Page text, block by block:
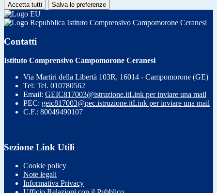
Accetta tutti Salva le preferenze
Istituto Comprensivo Campomorone Ceranesi
Contatti
Istituto Comprensivo Campomorone Ceranesi
Via Martiri della Libertà 103R, 16014 - Campomorone (GE)
Tel: Tel. 010780562
Email: GEIC817003@istruzione.itLink per inviare una mail
PEC: geic817003@pec.istruzione.itLink per inviare una mail
C.F.: 80049490107
Sezione Link Utili
Cookie policy
Note legali
Informativa Privacy